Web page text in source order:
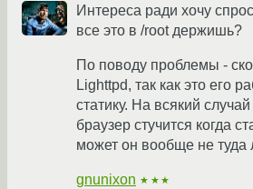
Интереса ради хочу
все это в /root держишь?
По поводу проблемы -
Lighttpd, так как это его
статику. На всякий случай
браузер стучится когда
может он вообще не туда
gnunixon ★★★